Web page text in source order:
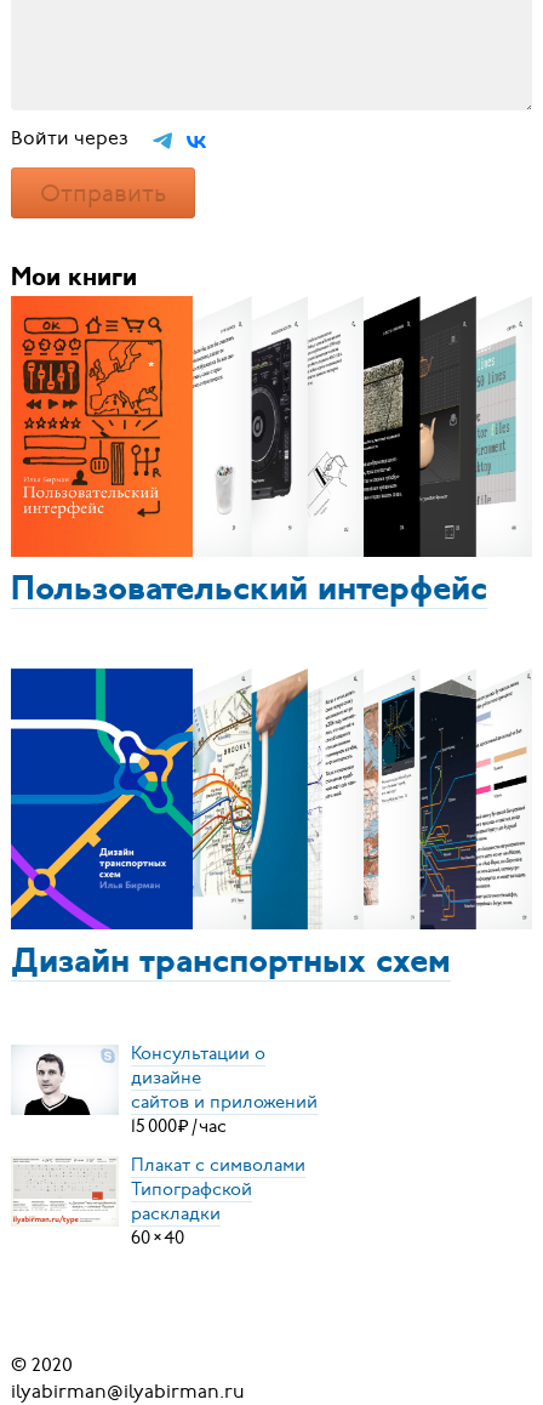
Войти через
Отправить
Мои книги
Пользовательский интерфейс
Дизайн транспортных схем
Консультации о
дизайне
сайтов и приложений
15000₽ /час
Плакат с символами
Типографской
раскладки
60×40
© 2020
ilyabirman@ilyabirman.ru